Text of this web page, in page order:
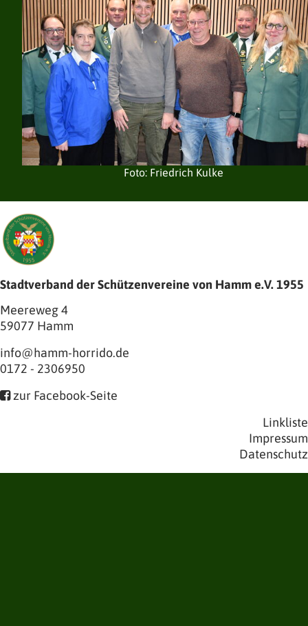
Foto: Friedrich Kulke
Stadtverband der Schützenvereine von Hamm e.V. 1955
Meereweg 4
59077 Hamm
info@hamm-horrido.de
0172 - 2306950
zur Facebook-Seite
Linkliste
Impressum
Datenschutz